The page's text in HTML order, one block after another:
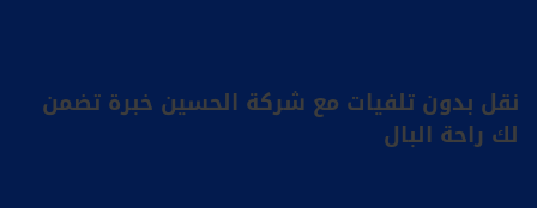
نقل بدون تلفيات مع شركة الحسين خبرة تضمن
لك راحة البال